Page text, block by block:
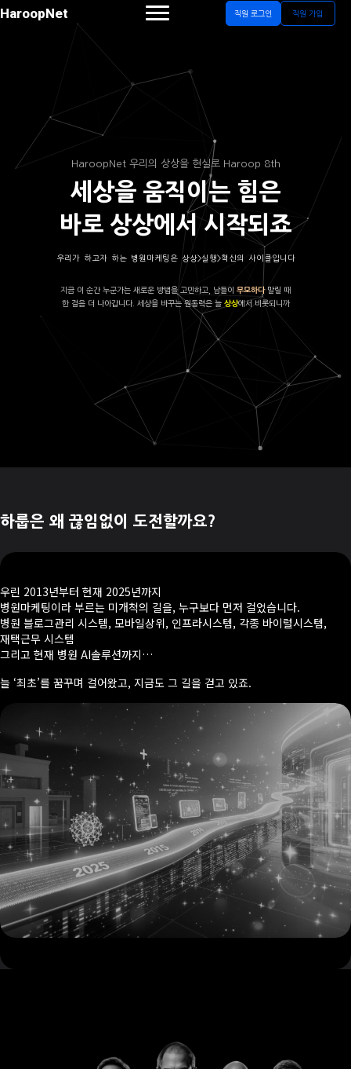
HaroopNet 직원 로그인 직원 가입
HaroopNet 우리의 상상을 현실로 Haroop 8th
세상을 움직이는 힘은
바로 상상에서 시작되죠
우리가 하고자 하는 병원마케팅은 상상>실행>혁신의 사이클입니다
지금 이 순간 누군가는 새로운 방법을 고민하고, 남들이 무모하다말릴 때
한 걸음 더 나아갑니다. 세상을 바꾸는 원동력은 늘 상상에서 비롯되니까
하룹은 왜 끊임없이 도전할까요?
우린 2013년부터 현재 2025년까지
병원마케팅이라 부르는 미개척의 길을, 누구보다 먼저 걸었습니다.
병원 블로그관리 시스템, 모바일상위, 인프라시스템, 각종 바이럴시스템,
재택근무 시스템
그리고 현재 병원 AI솔루션까지…
늘 ‘최초’를 꿈꾸며 걸어왔고, 지금도 그 길을 걷고 있죠.